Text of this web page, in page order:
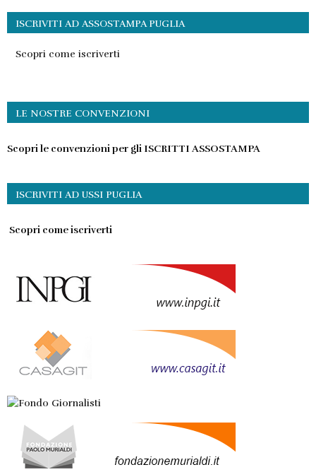
ISCRIVITI AD ASSOSTAMPA PUGLIA
Scopri come iscriverti
LE NOSTRE CONVENZIONI
Scopri le convenzioni per gli ISCRITTI ASSOSTAMPA
ISCRIVITI AD USSI PUGLIA
Scopri come iscriverti